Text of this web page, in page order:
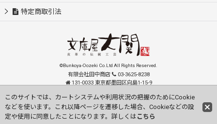
特定商取引法
©Bunkoya-Oozeki Co.Ltd All Rights Reserved.
有限会社田中商店
03-3625-8238
131-0033 東京都墨田区向島1-15-9
Visit our English Store
このサイトでは、カートシステムや利用状況の把握のためにCookie
などを使います。これ以降ページを遷移した場合、Cookieなどの設
定や使用に同意したことになります。詳しくは こちら